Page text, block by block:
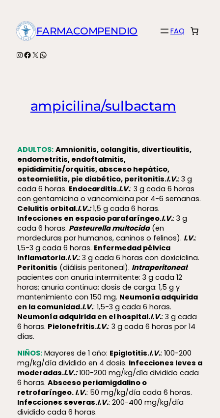
contenidoFARMACOMPENDIO FAQ
Instagram
Facebook
X WhatsApp
ampicilina/sulbactam
ADULTOS: Amnionitis, colangitis, diverticulitis,
endometritis, endoftalmitis,
epididimitis/orquitis, absceso hepático,
osteomielitis, pie diabético, peritonitis.I.V.: 3 g
cada 6 horas. Endocarditis.I.V.: 3 g cada 6 horas
con gentamicina o vancomicina por 4-6 semanas.
Celulitis orbital.I.V.:1,5 g cada 6 horas.
Infecciones en espacio parafaríngeo.I.V.: 3 g
cada 6 horas. Pasteurella multocida(en
mordeduras por humanos, caninos o felinos). I.V.:
1,5-3 g cada 6 horas. Enfermedad pélvica
inflamatoria.I.V.: 3 g cada 6 horas con doxiciclina.
Peritonitis (diálisis peritoneal). Intraperitoneal:
pacientes con anuria intermitente: 3 g cada 12
horas; anuria continua: dosis de carga: 1,5 g y
mantenimiento con 150 mg. Neumonía adquirida
en la comunidad.I.V.: 1,5-3 g cada 6 horas.
Neumonía adquirida en el hospital.I.V.: 3 g cada
6 horas. Pielonefritis.I.V.: 3 g cada 6 horas por 14
días.
NIÑOS:Mayores de 1 año: Epiglotitis.I.V.: 100-200
mg/kg/día dividido en 4 dosis. Infecciones leves a
moderadas.I.V.:100-200 mg/kg/día dividido cada
6 horas. Absceso periamigdalino o
retrofaríngeo. I.V.: 50 mg/kg/día cada 6 horas.
Infecciones severas.I.V.: 200-400 mg/kg/día
dividido cada 6 horas.